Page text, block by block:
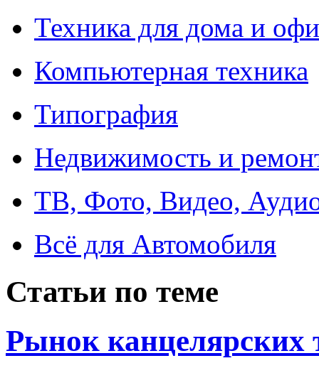
Техника для дома и
Компьютерная техника
Типография
Недвижимость и
ТВ, Фото, Видео,
Всё для Автомобиля
Статьи по теме
Рынок канцелярских